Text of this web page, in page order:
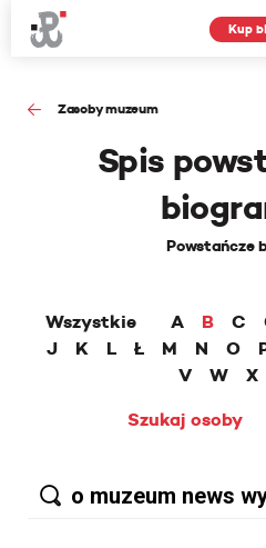
Kup
Zasoby muzeum
Spis
Powstańcze
Wszystkie A B C
J
K L Ł M N O
V
W X
Szukaj osoby